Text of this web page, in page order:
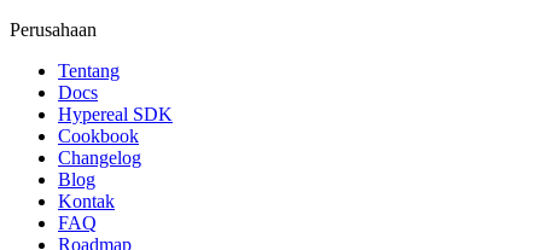
Perusahaan
Tentang
Docs
Hypereal SDK
Cookbook
Changelog
Blog
Kontak
FAQ
Roadmap